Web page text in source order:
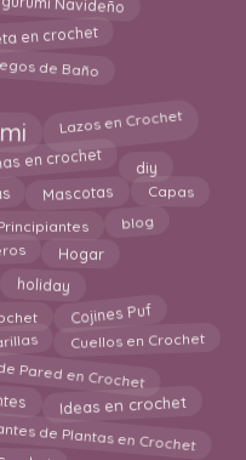
Navideño
en crochet
de Baño
Lazos en Crochet
en crochet diy
Mascotas Capas
blog
Hogar
holiday
Cojines Puf
Cuellos en Crochet
Pared en Crochet
Ideas en crochet
de Plantas en Crochet